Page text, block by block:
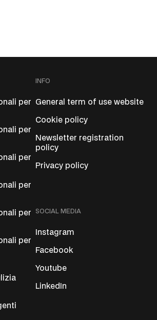
per
per
per
per
per
per
INFO
General term of use website
Cookie policy
Newsletter registration
policy
Privacy policy
SOCIAL MEDIA
Instagram
Facebook
Youtube
LinkedIn